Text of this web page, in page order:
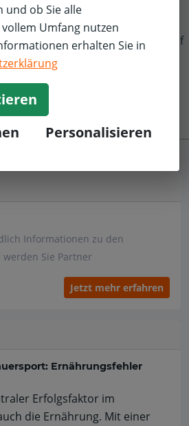
Informationen zu den
Sie Partner
Jetzt mehr erfahren
Ernährungsfehler
Erfolgsfaktor im
die Ernährung. Mit einer
und ob Sie alle
Umfang nutzen
erhalten Sie in
Personalisieren
f